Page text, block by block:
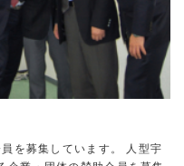
を募集しています。 人型宇